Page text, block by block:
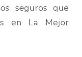
seguros que
en La Mejor